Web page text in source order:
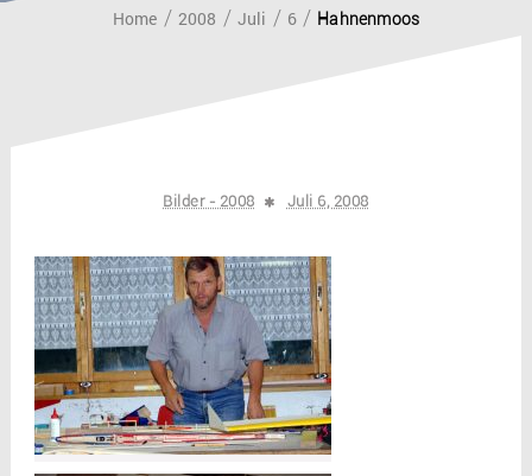
Home 2008 Juli 6 Hahnenmoos
Bilder - 2008 Juli 6, 2008